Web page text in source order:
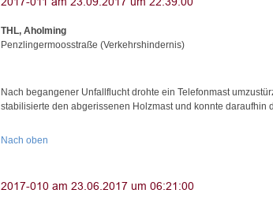
THL, Aholming
Penzlingermoosstraße (Verkehrshindernis)
Nach begangener Unfallflucht drohte ein Telefonmast
stabilisierte den abgerissenen Holzmast und konnte daraufhin
Nach oben